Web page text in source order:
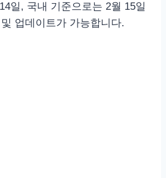
일, 국내 기준으로는 2월 15일
업데이트가 가능합니다.